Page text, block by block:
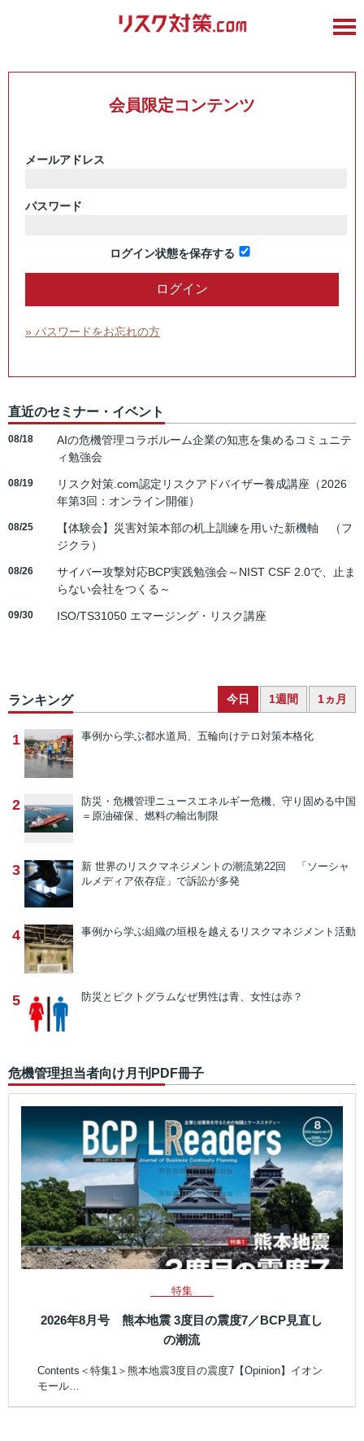
会員限定コンテンツ
メールアドレス
パスワード
ログイン状態を保存する
» パスワードをお忘れの方
直近のセミナー・イベント
08/18
AIの危機管理コラボルーム企業の知恵を集めるコミュニテ
ィ勉強会
08/19
リスク対策.com認定リスクアドバイザー養成講座（2026
年第3回：オンライン開催）
08/25
【体験会】災害対策本部の机上訓練を用いた新機軸 （フ
ジクラ）
08/26
サイバー攻撃対応BCP実践勉強会～NIST CSF 2.0で、止ま
らない会社をつくる～
09/30 ISO/TS31050 エマージング・リスク講座
ランキング 今日 1週間 1ヵ月
1 事例から学ぶ都水道局、五輪向けテロ対策本格化
2 防災・危機管理ニュースエネルギー危機、守り固める中国
＝原油確保、燃料の輸出制限
3 新 世界のリスクマネジメントの潮流第22回 「ソーシャ
ルメディア依存症」で訴訟が多発
4 事例から学ぶ組織の垣根を越えるリスクマネジメント活動
5 防災とピクトグラムなぜ男性は青、女性は赤？
危機管理担当者向け月刊PDF冊子
特集
2026年8月号 熊本地震 3度目の震度7／BCP見直し
の潮流
Contents＜特集1＞熊本地震3度目の震度7【Opinion】イオン
モール…